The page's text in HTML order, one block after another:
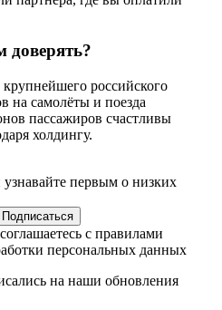
крупнейшего российского
на самолёты и поезда
пассажиров счастливы
холдингу.
первым о низких
Подписаться
с правилами
персональных данных
на наши обновления